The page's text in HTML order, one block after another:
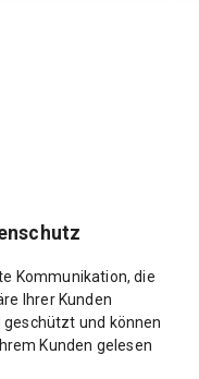
Kommunikation, die
Ihrer Kunden
und können
Kunden gelesen